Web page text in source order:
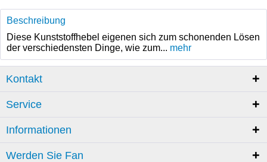
Beschreibung
Diese Kunststoffhebel eigenen sich zum schonenden Lösen
der verschiedensten Dinge, wie zum... mehr
Kontakt
Service
Informationen
Werden Sie Fan